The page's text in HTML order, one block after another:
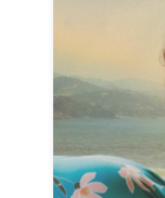
Чёрная комедия
В ожидании
CAMRip